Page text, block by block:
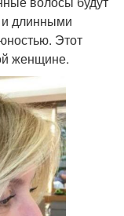
и длинными
Этот
женщине.